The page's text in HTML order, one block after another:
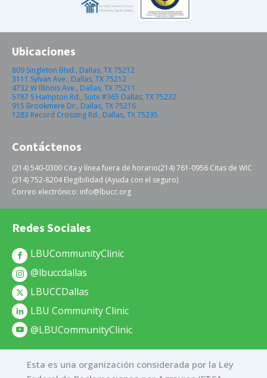
Ubicaciones
809 Singleton Blvd., Dallas, TX 75212
3111 Sylvan Ave., Dallas, TX 75212
4732 W Illinois Ave., Dallas, TX 75211
5787 S Hampton Rd., Suite #365 Dallas, TX 75232
915 Brookmere Dr., Dallas, TX 75216
1283 Record Crossing Rd., Dallas, TX 75235
Contáctenos
(214) 540-0300 Cita y línea fuera de horario(214) 761-0956 Citas de WIC
(214) 752-8204 Elegibilidad (Ayuda con el seguro)
Correo electrónico: info@lbucc.org
Redes Sociales
LBUCommunityClinic
@lbuccdallas
LBUCCDallas
LBU Community Clinic
@LBUCommunityClinic
Esta es una organización considerada por la Ley